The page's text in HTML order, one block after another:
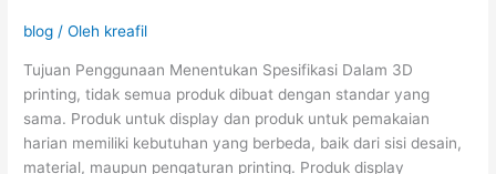
blog / Oleh kreafil
Tujuan Penggunaan Menentukan Spesifikasi Dalam 3D
printing, tidak semua produk dibuat dengan standar yang
sama. Produk untuk display dan produk untuk pemakaian
harian memiliki kebutuhan yang berbeda, baik dari sisi desain,
material, maupun pengaturan printing. Produk display